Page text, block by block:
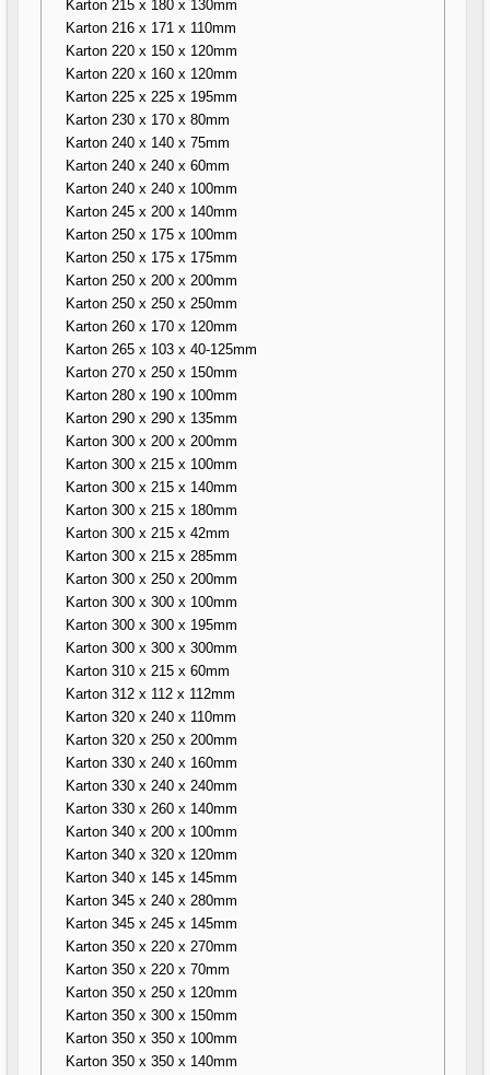
Karton 215 x 180 x 130mm
Karton 216 x 171 x 110mm
Karton 220 x 150 x 120mm
Karton 220 x 160 x 120mm
Karton 225 x 225 x 195mm
Karton 230 x 170 x 80mm
Karton 240 x 140 x 75mm
Karton 240 x 240 x 60mm
Karton 240 x 240 x 100mm
Karton 245 x 200 x 140mm
Karton 250 x 175 x 100mm
Karton 250 x 175 x 175mm
Karton 250 x 200 x 200mm
Karton 250 x 250 x 250mm
Karton 260 x 170 x 120mm
Karton 265 x 103 x 40-125mm
Karton 270 x 250 x 150mm
Karton 280 x 190 x 100mm
Karton 290 x 290 x 135mm
Karton 300 x 200 x 200mm
Karton 300 x 215 x 100mm
Karton 300 x 215 x 140mm
Karton 300 x 215 x 180mm
Karton 300 x 215 x 42mm
Karton 300 x 215 x 285mm
Karton 300 x 250 x 200mm
Karton 300 x 300 x 100mm
Karton 300 x 300 x 195mm
Karton 300 x 300 x 300mm
Karton 310 x 215 x 60mm
Karton 312 x 112 x 112mm
Karton 320 x 240 x 110mm
Karton 320 x 250 x 200mm
Karton 330 x 240 x 160mm
Karton 330 x 240 x 240mm
Karton 330 x 260 x 140mm
Karton 340 x 200 x 100mm
Karton 340 x 320 x 120mm
Karton 340 x 145 x 145mm
Karton 345 x 240 x 280mm
Karton 345 x 245 x 145mm
Karton 350 x 220 x 270mm
Karton 350 x 220 x 70mm
Karton 350 x 250 x 120mm
Karton 350 x 300 x 150mm
Karton 350 x 350 x 100mm
Karton 350 x 350 x 140mm